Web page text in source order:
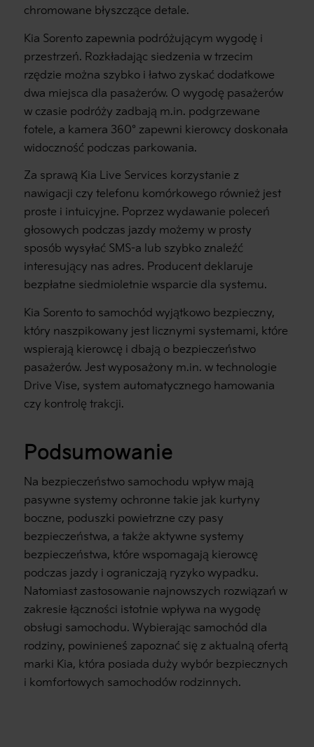
chromowane błyszczące detale.
Kia Sorento zapewnia podróżującym wygodę i
przestrzeń. Rozkładając siedzenia w trzecim
rzędzie można szybko i łatwo zyskać dodatkowe
dwa miejsca dla pasażerów. O wygodę pasażerów
w czasie podróży zadbają m.in. podgrzewane
fotele, a kamera 360° zapewni kierowcy doskonała
widoczność podczas parkowania.
Za sprawą Kia Live Services korzystanie z
nawigacji czy telefonu komórkowego również jest
proste i intuicyjne. Poprzez wydawanie poleceń
głosowych podczas jazdy możemy w prosty
sposób wysyłać SMS-a lub szybko znaleźć
interesujący nas adres. Producent deklaruje
bezpłatne siedmioletnie wsparcie dla systemu.
Kia Sorento to samochód wyjątkowo bezpieczny,
który naszpikowany jest licznymi systemami, które
wspierają kierowcę i dbają o bezpieczeństwo
pasażerów. Jest wyposażony m.in. w technologie
Drive Vise, system automatycznego hamowania
czy kontrolę trakcji.
Podsumowanie
Na bezpieczeństwo samochodu wpływ mają
pasywne systemy ochronne takie jak kurtyny
boczne, poduszki powietrzne czy pasy
bezpieczeństwa, a także aktywne systemy
bezpieczeństwa, które wspomagają kierowcę
podczas jazdy i ograniczają ryzyko wypadku.
Natomiast zastosowanie najnowszych rozwiązań w
zakresie łączności istotnie wpływa na wygodę
obsługi samochodu. Wybierając samochód dla
rodziny, powinieneś zapoznać się z aktualną ofertą
marki Kia, która posiada duży wybór bezpiecznych
i komfortowych samochodów rodzinnych.